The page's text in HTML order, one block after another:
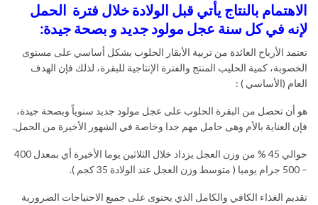
الاهتمام بالنتاج يأتي قبل الولادة خلال فترة الحمل
لإنه في كل سنة عجل مولود جديد و بصحة جيدة:
تعتمد الأرباح العائدة من تربية الأبقار الحلوب بشكل أساسي على مستوى
الخصوبة، كمية الحليب المنتج والفترة الإنتاجية للبقرة، لذلك فإن الهدف
العام (الأساسي ) :
هو أن تحصل من البقرة الحلوب على عجل مولود جديد سنوياً وبصحة جيدة،
فإن العناية بالأم وهى حامل مهم جدا وخاصة في الشهور الأخيرة من الحمل.
حوالي 45 % من وزن العجل يزداد خلال الثلاثين يوما الأخيرة أي بمعدل 400
– 500 جرام يوميا ( متوسط وزن العجل عند الولادة 35 كجم ).
تقديم الغذاء الكافي والكامل الذي يحتوى على جميع الاحتياجات الضرورية